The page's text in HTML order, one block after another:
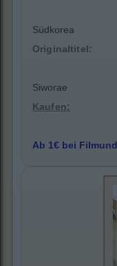
Südkorea
Originaltitel:
Siworae
Kaufen:
Ab 1€ bei